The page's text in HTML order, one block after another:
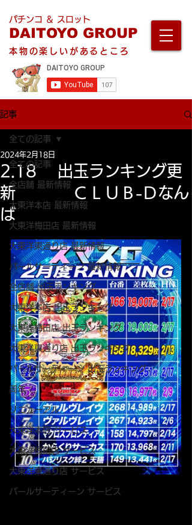
パチンコ ＆ スロット
DAITOYO GROUP
本物の楽しいがあるところ
記事
全ての記事
全店舗 最新情報
大東洋本店 最新情報
大東洋梅田店 最新情報
大東洋東通り店 最新情報
パールサーティーン 最新情報
全店舗 出玉ランキング
大東洋本店 出玉ランキング
大東洋梅田店 出玉ランキング
大東洋東通り店 出玉ランキング
パールサーティーン 出玉ランキング
周年
リニューアル
大東洋本店 サービス
大東洋梅田店 サービス
大東洋東通り店 サービス
パールサーティーン サービス
全ての記事
2.18 出玉ランキング更
新 ＣＬＵＢ-Ｄなん
ば
2024年2月18日